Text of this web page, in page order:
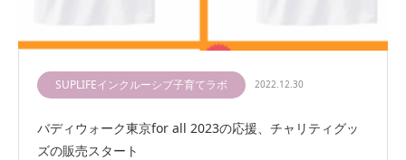
SUPLIFEインクルーシブ子育てラボ 2022.12.30
バディウォーク東京for all 2023の応援、チャリティグッ
ズの販売スタート